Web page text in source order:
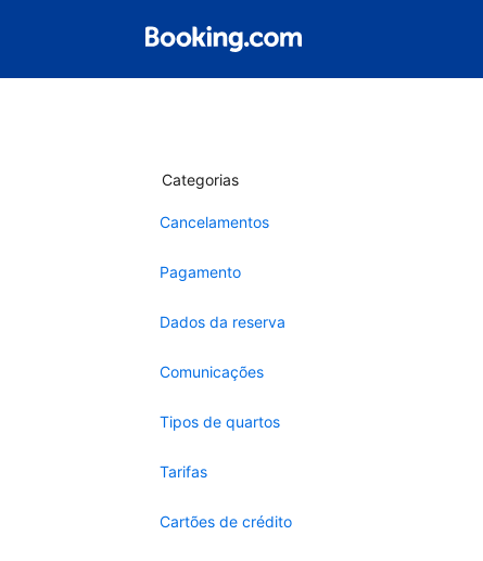
Categorias
Cancelamentos
Pagamento
Dados da reserva
Comunicações
Tipos de quartos
Tarifas
Cartões de crédito